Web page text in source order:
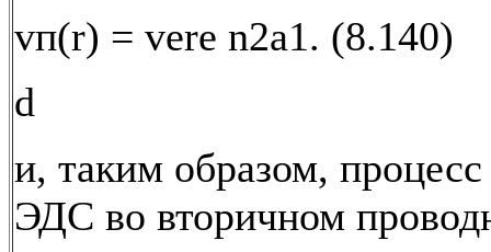
vп(r) = vеrе n2a1. (8.140)
d
и, таким образом, процесс
ЭДС во вторичном